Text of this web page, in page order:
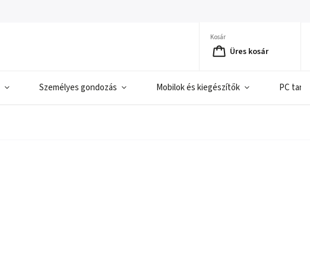
Kosár
Üres kosár
Személyes gondozás Mobilok és kiegészítők PC